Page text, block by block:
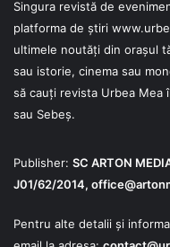
Singura revistă de
platforma de știri
ultimele noutăți din orașul
sau istorie, cinema sau
să cauți revista Urbea Mea
sau Sebeș.
Publisher: SC ARTON
J01/62/2014,
Pentru alte detalii și